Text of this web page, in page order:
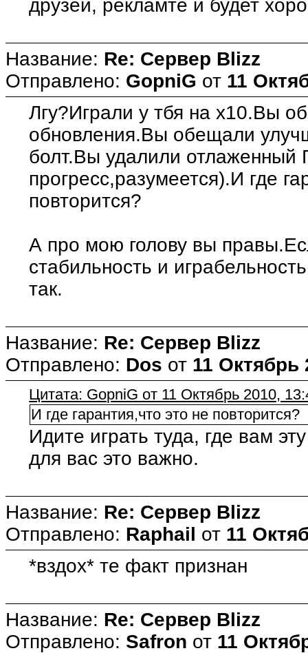
друзей, рекламте и будет
Название: Re: Сервер Blizz
Отправлено: GopniG от 11
Лгу?Играли у тбя на х10.Вы
обновления.Вы обещали
болт.Вы удалили
прогресс,разумеется).И где
повторится?
А про мою голову вы
стабильность и
так.
Название: Re: Сервер Blizz
Отправлено: Dos от 11 Октябрь
Цитата: GopniG от 11 Октябрь 2010,
И где гарантия,что это не повторится?
Идите играть туда, где вам
для вас это важно.
Название: Re: Сервер Blizz
Отправлено: Raphail от 11
*вздох* те факт признан
Название: Re: Сервер Blizz
Отправлено: Safron от 11